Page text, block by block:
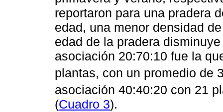
reportaron para una pradera
edad, una menor densidad
edad de la pradera
asociación 20:70:10 fue la
plantas, con un promedio de
asociación 40:40:20 con 21
(Cuadro 3).